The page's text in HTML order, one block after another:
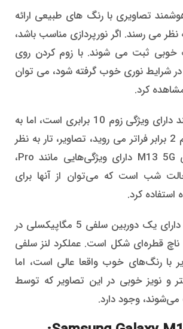
تصاویری با رنگ های طبیعی ارائه
می رسند. اگر نورپردازی مناسب باشد،
خوبی ثبت می شوند. با زوم کردن روی
در شرایط نوری خوب گرفته شود، می توان
کرد.
این گوشی هوشمند دارای ویژگی زوم 10 برابری است، اما به
محض اینکه از زوم 2 برابر فراتر می روید، تصاویر، تار به نظر
می رسند. گلکسی M13 5G دارای ویژگی‌هایی مانند Pro،
حالت شب است که می‌توان از آنها برای
استفاده کرد.
گلکسی M13 5G دارای یک دوربین سلفی 5 مگاپیکسلی در
قطره‌ای شکل است. عملکرد لنز سلفی
با رنگ‌های خوب واقعا عالی است، اما
و نویز خوبی در این تصاویر که توسط
وجود دارد.